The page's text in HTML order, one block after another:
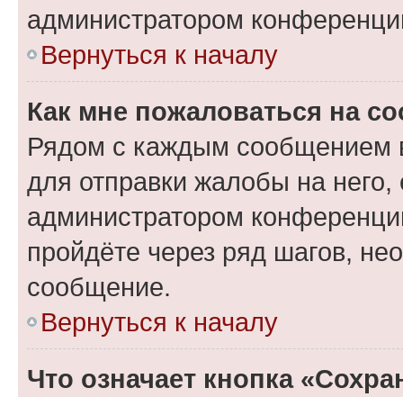
администратором
Вернуться к началу
Как мне пожаловаться на
Рядом с каждым сообщением
для отправки жалобы на
администратором
пройдёте через ряд шагов,
сообщение.
Вернуться к началу
Что означает кнопка